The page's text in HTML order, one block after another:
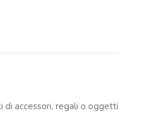
di accessori, regali o oggetti